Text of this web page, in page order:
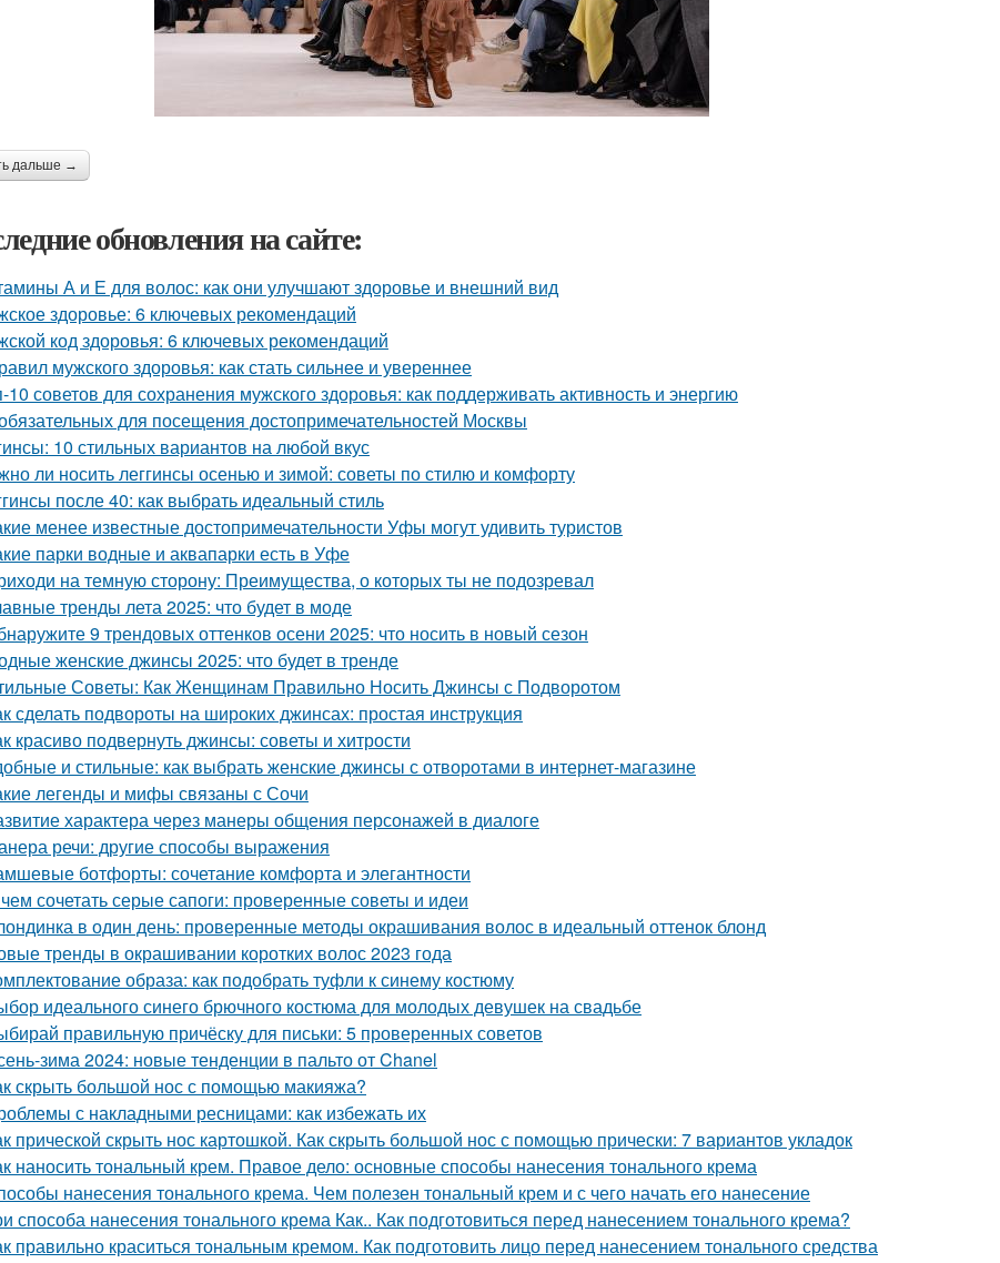
дальше →
обновления на сайте:
А и Е для волос: как они улучшают здоровье и внешний вид
здоровье: 6 ключевых рекомендаций
код здоровья: 6 ключевых рекомендаций
мужского здоровья: как стать сильнее и увереннее
10 советов для сохранения мужского здоровья: как поддерживать активность и энергию
для посещения достопримечательностей Москвы
10 стильных вариантов на любой вкус
ли носить леггинсы осенью и зимой: советы по стилю и комфорту
после 40: как выбрать идеальный стиль
менее известные достопримечательности Уфы могут удивить туристов
парки водные и аквапарки есть в Уфе
на темную сторону: Преимущества, о которых ты не подозревал
тренды лета 2025: что будет в моде
9 трендовых оттенков осени 2025: что носить в новый сезон
женские джинсы 2025: что будет в тренде
Советы: Как Женщинам Правильно Носить Джинсы с Подворотом
сделать подвороты на широких джинсах: простая инструкция
красиво подвернуть джинсы: советы и хитрости
и стильные: как выбрать женские джинсы с отворотами в интернет-магазине
легенды и мифы связаны с Сочи
характера через манеры общения персонажей в диалоге
речи: другие способы выражения
ботфорты: сочетание комфорта и элегантности
сочетать серые сапоги: проверенные советы и идеи
в один день: проверенные методы окрашивания волос в идеальный оттенок блонд
тренды в окрашивании коротких волос 2023 года
образа: как подобрать туфли к синему костюму
идеального синего брючного костюма для молодых девушек на свадьбе
правильную причёску для письки: 5 проверенных советов
зима 2024: новые тенденции в пальто от Chanel
скрыть большой нос с помощью макияжа?
с накладными ресницами: как избежать их
прической скрыть нос картошкой. Как скрыть большой нос с помощью прически: 7 вариантов укладок
наносить тональный крем. Правое дело: основные способы нанесения тонального крема
нанесения тонального крема. Чем полезен тональный крем и с чего начать его нанесение
способа нанесения тонального крема Как.. Как подготовиться перед нанесением тонального крема?
правильно краситься тональным кремом. Как подготовить лицо перед нанесением тонального средства